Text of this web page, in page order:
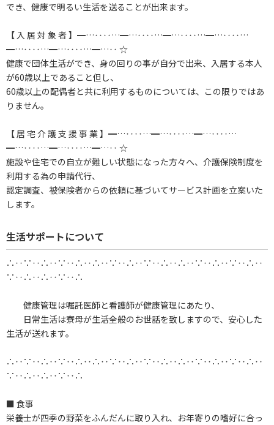
でき、健康で明るい生活を送ることが出来ます。
【 入 居 対 象 者 】━…‥‥…━…‥‥…━…‥‥…━…‥‥…
━…‥‥…━…‥‥…━…‥ ☆
健康で団体生活ができ、身の回りの事が自分で出来、入居する本人
が60歳以上であること但し、
60歳以上の配偶者と共に利用するものについては、この限りではあ
りません。
【 居 宅 介 護 支 援 事 業 】━…‥‥…━…‥‥…━…‥‥…
━…‥‥…━…‥‥…━…‥ ☆
施設や住宅での自立が難しい状態になった方々へ、介護保険制度を
利用する為の申請代行、
認定調査、被保険者からの依頼に基づいてサービス計画を立案いた
します。
生活サポートについて
∴‥∵‥∴‥∵‥∴‥∴‥∵‥∴‥∵‥∴‥∴‥∵‥∴‥∵‥∴‥
∵‥∴‥∴‥∵‥∴
健康管理は嘱託医師と看護師が健康管理にあたり、
日常生活は寮母が生活全般のお世話を致しますので、安心した
生活が送れます。
∴‥∵‥∴‥∵‥∴‥∴‥∵‥∴‥∵‥∴‥∴‥∵‥∴‥∵‥∴‥
∵‥∴‥∴‥∵‥∴
■ 食事
栄養士が四季の野菜をふんだんに取り入れ、お年寄りの嗜好に合っ